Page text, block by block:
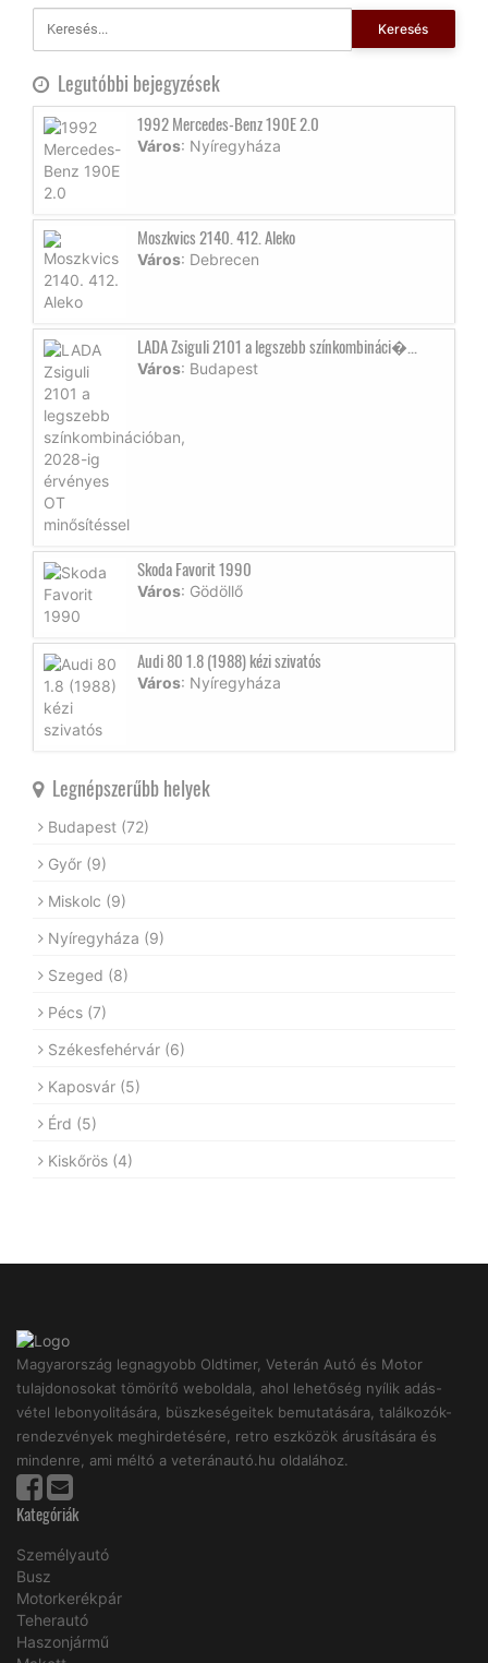
Keresés
Legutóbbi bejegyzések
1992 Mercedes-Benz 190E 2.0
Város: Nyíregyháza
Moszkvics 2140. 412. Aleko
Város: Debrecen
LADA Zsiguli 2101 a legszebb színkombináci�...
Város: Budapest
Skoda Favorit 1990
Város: Gödöllő
Audi 80 1.8 (1988) kézi szivatós
Város: Nyíregyháza
Legnépszerűbb helyek
Budapest (72)
Győr (9)
Miskolc (9)
Nyíregyháza (9)
Szeged (8)
Pécs (7)
Székesfehérvár (6)
Kaposvár (5)
Érd (5)
Kiskőrös (4)
Magyarország legnagyobb Oldtimer, Veterán Autó és Motor
tulajdonosokat tömörítő weboldala, ahol lehetőség nyílik adás-
vétel lebonyolitására, büszkeségeitek bemutatására, találkozók-
rendezvények meghirdetésére, retro eszközök árusítására és
mindenre, ami méltó a veteránautó.hu oldalához.
Kategóriák
Személyautó
Busz
Motorkerékpár
Teherautó
Haszonjármű